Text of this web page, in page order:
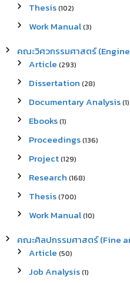
Thesis(102)
Work Manual(3)
คณะวิศวกรรมศาสตร์
Article (293)
Dissertation (28)
Documentary Analysis(1)
Ebooks(1)
Proceedings(136)
Project(129)
Research (168)
Thesis(700)
Work Manual(10)
คณะศิลปกรรมศาสตร์ (Fine
Article (50)
Job Analysis(1)